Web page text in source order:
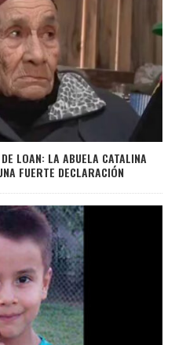
LOAN: LA ABUELA CATALINA
FUERTE DECLARACIÓN